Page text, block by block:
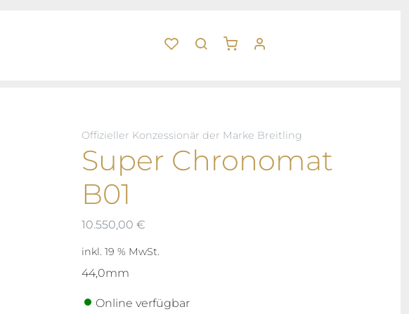
Offizieller Konzessionär der Marke Breitling
Super Chronomat
B01
10.550,00€
inkl. 19 % MwSt.
44,0mm
Online verfügbar